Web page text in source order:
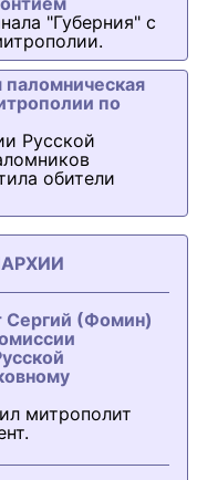
"Губерния" с
по
Русской
обители
Сергий (Фомин)
митрополит